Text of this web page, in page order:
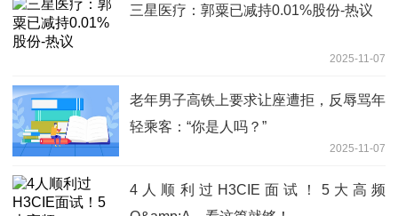
三星医疗：郭粟已减持0.01%股份-热议
2025-11-07
老年男子高铁上要求让座遭拒，反辱骂年
轻乘客：“你是人吗？”
2025-11-07
4人顺利过H3CIE面试！5大高频